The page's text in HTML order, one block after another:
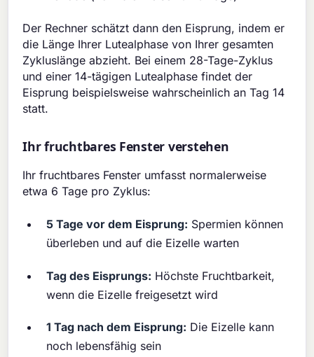
Der Rechner schätzt dann den Eisprung, indem er
die Länge Ihrer Lutealphase von Ihrer gesamten
Zykluslänge abzieht. Bei einem 28-Tage-Zyklus
und einer 14-tägigen Lutealphase findet der
Eisprung beispielsweise wahrscheinlich an Tag 14
statt.
Ihr fruchtbares Fenster verstehen
Ihr fruchtbares Fenster umfasst normalerweise
etwa 6 Tage pro Zyklus:
5 Tage vor dem Eisprung: Spermien können
überleben und auf die Eizelle warten
Tag des Eisprungs: Höchste Fruchtbarkeit,
wenn die Eizelle freigesetzt wird
1 Tag nach dem Eisprung: Die Eizelle kann
noch lebensfähig sein